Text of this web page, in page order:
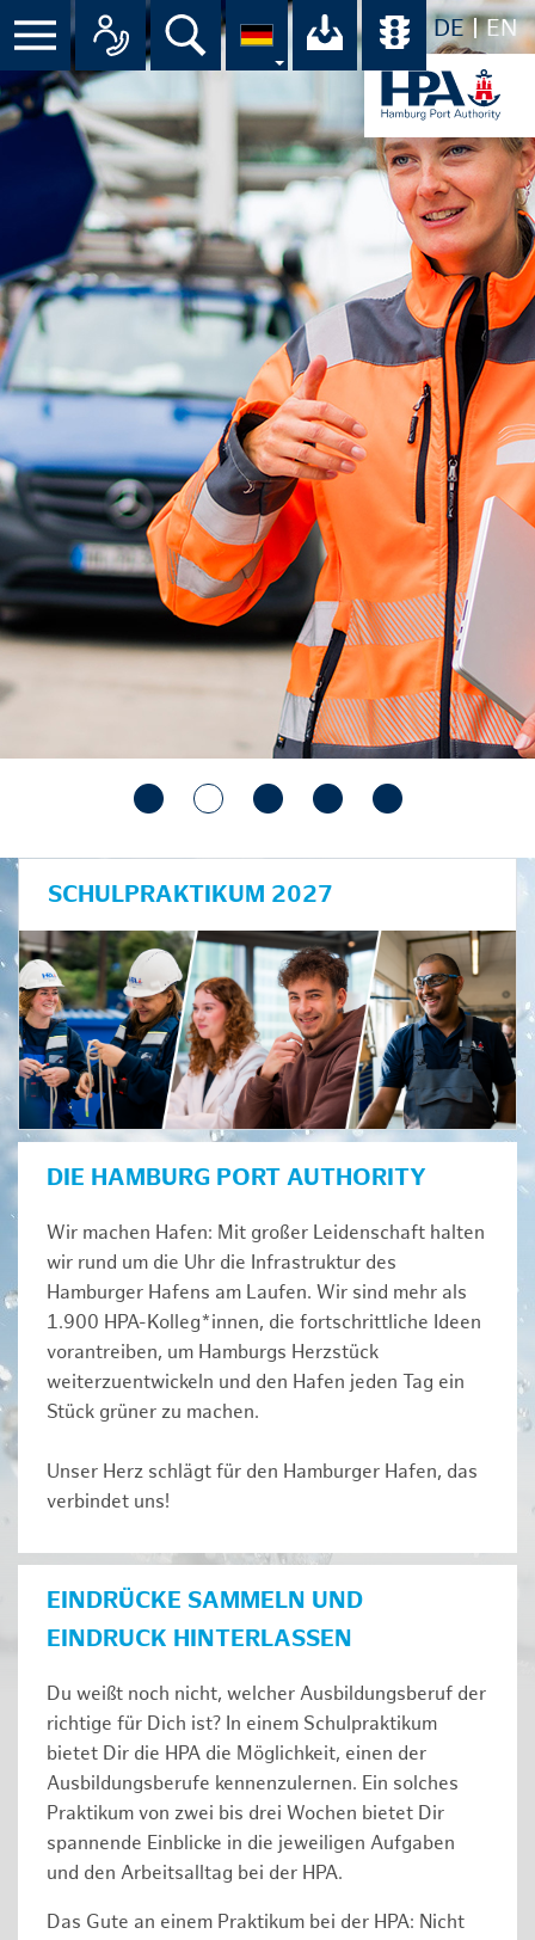
DE EN
Menü Alle Ansprechpartner im
Suche Ihr Download-
SCHULPRAKTIKUM 2027
DIE HAMBURG PORT AUTHORITY
Wir machen Hafen: Mit großer Leidenschaft halten
wir rund um die Uhr die Infrastruktur des
Hamburger Hafens am Laufen. Wir sind mehr als
1.900 HPA-Kolleg*innen, die fortschrittliche Ideen
vorantreiben, um Hamburgs Herzstück
weiterzuentwickeln und den Hafen jeden Tag ein
Stück grüner zu machen.
Unser Herz schlägt für den Hamburger Hafen, das
verbindet uns!
EINDRÜCKE SAMMELN UND
EINDRUCK HINTERLASSEN
Du weißt noch nicht, welcher Ausbildungsberuf der
richtige für Dich ist? In einem Schulpraktikum
bietet Dir die HPA die Möglichkeit, einen der
Ausbildungsberufe kennenzulernen. Ein solches
Prak­ti­kum von zwei bis drei Wochen bie­tet Dir
span­nen­de Ein­bli­cke in die jeweiligen Aufgaben
und den Ar­beits­all­tag bei der HPA.
Das Gute an einem Praktikum bei der HPA: Nicht